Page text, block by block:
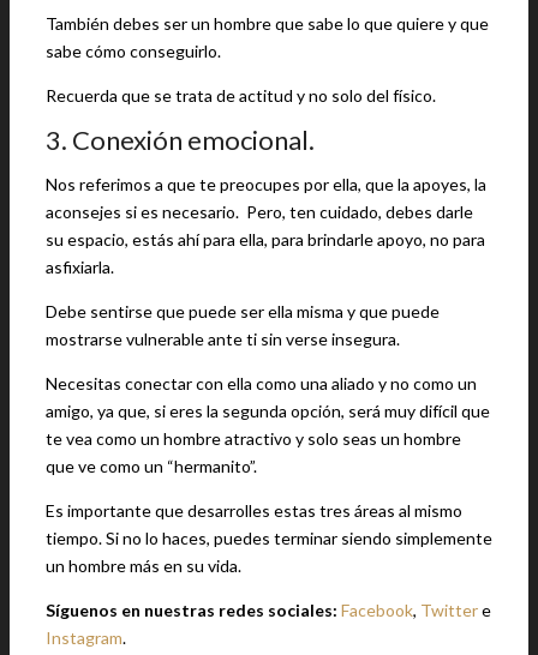
También debes ser un hombre que sabe lo que quiere y que
sabe cómo conseguirlo.
Recuerda que se trata de actitud y no solo del físico.
3. Conexión emocional.
Nos referimos a que te preocupes por ella, que la apoyes, la
aconsejes si es necesario. Pero, ten cuidado, debes darle
su espacio, estás ahí para ella, para brindarle apoyo, no para
asfixiarla.
Debe sentirse que puede ser ella misma y que puede
mostrarse vulnerable ante ti sin verse insegura.
Necesitas conectar con ella como una aliado y no como un
amigo, ya que, si eres la segunda opción, será muy difícil que
te vea como un hombre atractivo y solo seas un hombre
que ve como un “hermanito”.
Es importante que desarrolles estas tres áreas al mismo
tiempo. Si no lo haces, puedes terminar siendo simplemente
un hombre más en su vida.
Síguenos en nuestras redes sociales: Facebook, Twittere
Instagram.